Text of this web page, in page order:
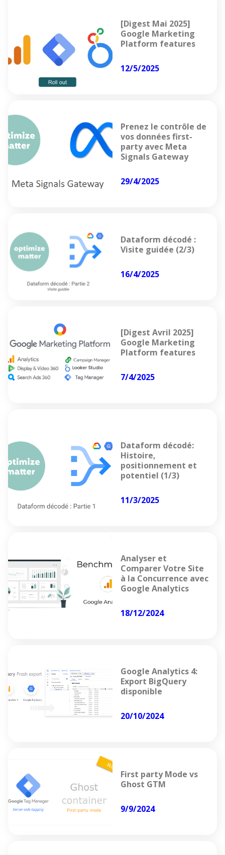
[Digest Mai 2025]
Google Marketing
Platform features
12/5/2025
Prenez le contrôle de
vos données first-
party avec Meta
Signals Gateway
29/4/2025
Dataform décodé :
Visite guidée (2/3)
16/4/2025
[Digest Avril 2025]
Google Marketing
Platform features
7/4/2025
Dataform décodé:
Histoire,
positionnement et
potentiel (1/3)
11/3/2025
Analyser et
Comparer Votre Site
à la Concurrence avec
Google Analytics
18/12/2024
Google Analytics 4:
Export BigQuery
disponible
20/10/2024
First party Mode vs
Ghost GTM
9/9/2024